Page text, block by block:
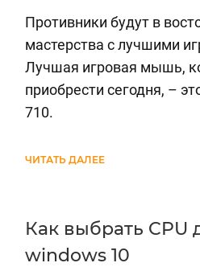
Противники будут в
мастерства с лучшими
Лучшая игровая мышь,
приобрести сегодня, –
710.
ЧИТАТЬ ДАЛЕЕ
Как выбрать CPU
windows 10